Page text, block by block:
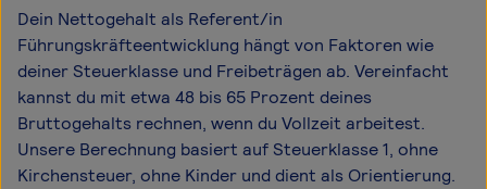
Dein Nettogehalt als Referent/in
Führungskräfteentwicklung hängt von Faktoren wie
deiner Steuerklasse und Freibeträgen ab. Vereinfacht
kannst du mit etwa 48 bis 65 Prozent deines
Bruttogehalts rechnen, wenn du Vollzeit arbeitest.
Unsere Berechnung basiert auf Steuerklasse 1, ohne
Kirchensteuer, ohne Kinder und dient als Orientierung.